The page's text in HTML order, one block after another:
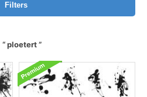
Filters
ploetert